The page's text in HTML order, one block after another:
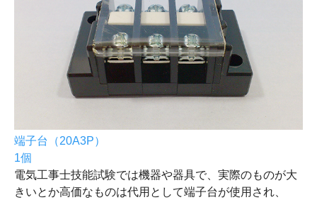
端子台（20A3P）
1個
電気工事士技能試験では機器や器具で、実際のものが大
きいとか高価なものは代用として端子台が使用され、